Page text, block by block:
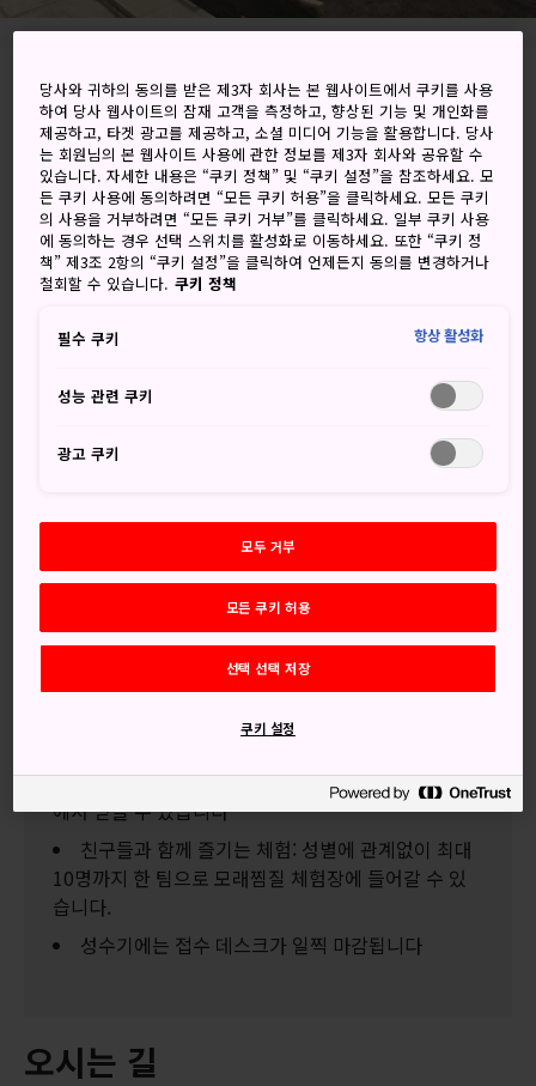
9 Shoningahama-cho, Beppu-shi, Oita-ken
Google 지도에서 보기
환승 정보 받기
키워드 지도
쉽게 경험할 수 없는 바닷가 모래찜
질을 즐기며 힐링하세요
뜨거운 모래에 파묻혀 해변의 파도를 구경하는 특별한 경험과
염화나트륨 온천수로 가열되며, 이곳에서 「벳푸 해변 모래찜
질」을 통해 온몸을 모래로 감싸면 몸과 마음이 모두 상쾌해집
니다.
놓치지 마세요
에는 파라솔을 이용할 수 있으며, 비 오는 날에는 실내
에서 받을 수 있습니다
친구들과 함께 즐기는 체험: 성별에 관계없이 최대
10명까지 한 팀으로 모래찜질 체험장에 들어갈 수 있
습니다.
성수기에는 접수 데스크가 일찍 마감됩니다
오시는 길
당사와 귀하의 동의를 받은 제3자 회사는 본 웹사이트에서 쿠키를 사용
하여 당사 웹사이트의 잠재 고객을 측정하고, 향상된 기능 및 개인화를
제공하고, 타겟 광고를 제공하고, 소셜 미디어 기능을 활용합니다. 당사
는 회원님의 본 웹사이트 사용에 관한 정보를 제3자 회사와 공유할 수
있습니다. 자세한 내용은 “쿠키 정책” 및 “쿠키 설정”을 참조하세요. 모
든 쿠키 사용에 동의하려면 “모든 쿠키 허용”을 클릭하세요. 모든 쿠키
의 사용을 거부하려면 “모든 쿠키 거부”를 클릭하세요. 일부 쿠키 사용
에 동의하는 경우 선택 스위치를 활성화로 이동하세요. 또한 “쿠키 정
책” 제3조 2항의 “쿠키 설정”을 클릭하여 언제든지 동의를 변경하거나
철회할 수 있습니다. 쿠키 정책
필수 쿠키 항상 활성화
성능 관련 쿠키
광고 쿠키
모두 거부
모든 쿠키 허용
선택 선택 저장
쿠키 설정